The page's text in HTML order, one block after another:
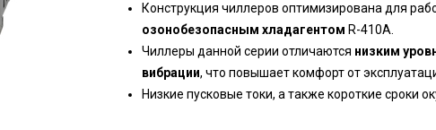
Конструкция чиллеров оптимизирована для
озонобезопасным хладагентом R-410A.
Чиллеры данной серии отличаются низким
вибрации, что повышает комфорт от
Низкие пусковые токи, а также короткие сроки